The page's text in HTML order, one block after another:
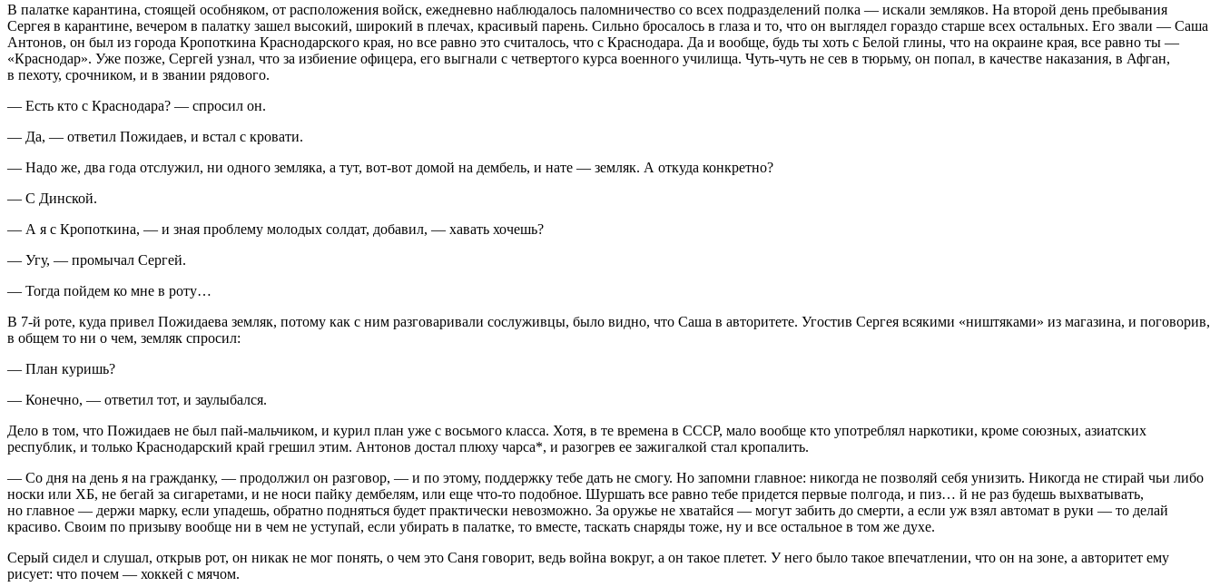
В палатке карантина, стоящей особняком, от расположения войск, ежедневно наблюдалось паломничество со всех подразделений полка — искали земляков. На второй день пребывания
Сергея в карантине, вечером в палатку зашел высокий, широкий в плечах, красивый парень. Сильно бросалось в глаза и то, что он выглядел гораздо старше всех остальных. Его звали — Саша
Антонов, он был из города Кропоткина Краснодарского края, но все равно это считалось, что с Краснодара. Да и вообще, будь ты хоть с Белой глины, что на окраине края, все равно ты —
«Краснодар». Уже позже, Сергей узнал, что за избиение офицера, его выгнали с четвертого курса военного училища. Чуть-чуть не сев в тюрьму, он попал, в качестве наказания, в Афган,
в пехоту, срочником, и в звании рядового.
— Есть кто с Краснодара? — спросил он.
— Да, — ответил Пожидаев, и встал с кровати.
— Надо же, два года отслужил, ни одного земляка, а тут, вот-вот домой на дембель, и нате — земляк. А откуда конкретно?
— С Динской.
— А я с Кропоткина, — и зная проблему молодых солдат, добавил, — хавать хочешь?
— Угу, — промычал Сергей.
— Тогда пойдем ко мне в роту…
В 7-й роте, куда привел Пожидаева земляк, потому как с ним разговаривали сослуживцы, было видно, что Саша в авторитете. Угостив Сергея всякими «ништяками» из магазина, и поговорив,
в общем то ни о чем, земляк спросил:
— План куришь?
— Конечно, — ответил тот, и заулыбался.
Дело в том, что Пожидаев не был пай-мальчиком, и курил план уже с восьмого класса. Хотя, в те времена в СССР, мало вообще кто употреблял наркотики, кроме союзных, азиатских
республик, и только Краснодарский край грешил этим. Антонов достал плюху чарса*, и разогрев ее зажигалкой стал кропалить.
— Со дня на день я на гражданку, — продолжил он разговор, — и по этому, поддержку тебе дать не смогу. Но запомни главное: никогда не позволяй себя унизить. Никогда не стирай чьи либо
носки или ХБ, не бегай за сигаретами, и не носи пайку дембелям, или еще что-то подобное. Шуршать все равно тебе придется первые полгода, и пиз… й не раз будешь выхватывать,
но главное — держи марку, если упадешь, обратно подняться будет практически невозможно. За оружье не хватайся — могут забить до смерти, а если уж взял автомат в руки — то делай
красиво. Своим по призыву вообще ни в чем не уступай, если убирать в палатке, то вместе, таскать снаряды тоже, ну и все остальное в том же духе.
Серый сидел и слушал, открыв рот, он никак не мог понять, о чем это Саня говорит, ведь война вокруг, а он такое плетет. У него было такое впечатлении, что он на зоне, а авторитет ему
рисует: что почем — хоккей с мячом.